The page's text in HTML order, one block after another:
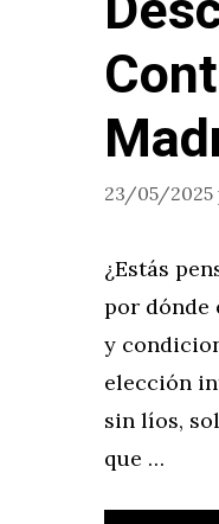
23/05/2025
¿Estás
por dónde
y
elección
sin líos,
que …